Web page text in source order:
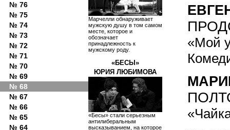
Марчелли обнаруживает
мужскую душу в том самом
месте, которое и
обозначает
принадлежность к
мужскому роду.
«БЕСЫ»
ЮРИЯ ЛЮБИМОВА
«Бесы» стали серьезным
антилиберальным
высказыванием, на которое
«Мой
№ 76
№ 75
№ 74
№ 73
№ 72
№ 71
№ 70
№ 69
№ 68
№ 67
№ 66
№ 65
№ 64